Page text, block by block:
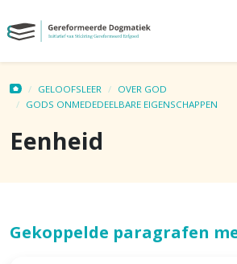
GELOOFSLEER
OVER GOD
GODS ONMEDEDEELBARE EIGENSCHAPPEN
Eenheid
Gekoppelde paragrafen